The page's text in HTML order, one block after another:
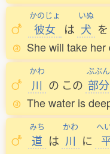
かのじょ
彼女 は
いぬ
犬 を
She will take her
かわ
川 の この
ぶぶん
部分
The water is
みち
道 は
かわ
川 に
へ